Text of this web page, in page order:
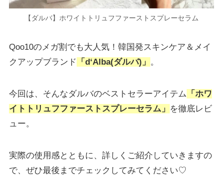
【ダルバ】ホワイトトリュフファーストスプレーセラム
Qoo10のメガ割でも大人気！韓国発スキンケア＆メイ
クアップブランド
「d‘Alba(ダルバ)」 。
今回は、そんなダルバのベストセラーアイテム 「ホワ
イトトリュフファーストスプレーセラム」 を徹底レビ
ュー。
実際の使用感とともに、詳しくご紹介していきますの
で、ぜひ最後までチェックしてみてください♡